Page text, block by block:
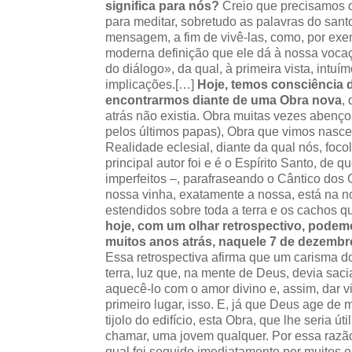
significa para nós? Creio que precisamos
para meditar, sobretudo as palavras do
mensagem, a fim de vivê-las, como, por
moderna definição que ele dá à nossa
do diálogo», da qual, à primeira vista,
implicações.[…] Hoje, temos consciência
encontrarmos diante de uma Obra nova,
atrás não existia. Obra muitas vezes
pelos últimos papas), Obra que vimos
Realidade eclesial, diante da qual nós,
principal autor foi e é o Espírito Santo, de
imperfeitos –, parafraseando o Cântico dos
nossa vinha, exatamente a nossa, está na
estendidos sobre toda a terra e os cachos
hoje, com um olhar retrospectivo,
muitos anos atrás, naquele 7 de
Essa retrospectiva afirma que um carisma
terra, luz que, na mente de Deus, devia
aquecê-lo com o amor divino e, assim, dar
primeiro lugar, isso. E, já que Deus age de
tijolo do edifício, esta Obra, que lhe seria
chamar, uma jovem qualquer. Por essa